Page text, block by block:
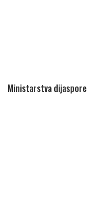
Ministarstva dijaspore